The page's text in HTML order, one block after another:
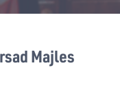
Majles